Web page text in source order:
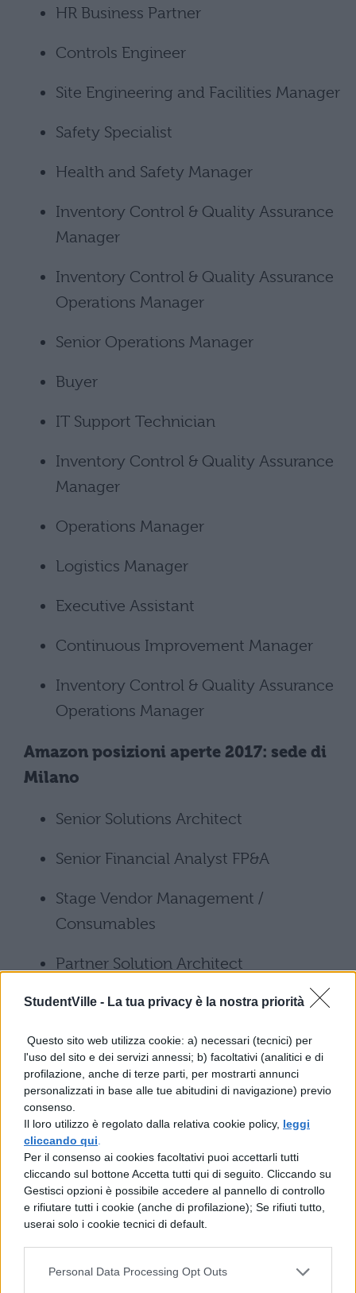
StudentVille - La tua privacy è la nostra priorità
Questo sito web utilizza cookie: a) necessari (tecnici) per
l'uso del sito e dei servizi annessi; b) facoltativi (analitici e di
profilazione, anche di terze parti, per mostrarti annunci
personalizzati in base alle tue abitudini di navigazione) previo
consenso.
Il loro utilizzo è regolato dalla relativa cookie policy, leggi
cliccando qui
Per il consenso ai cookies facoltativi puoi accettarli tutti
cliccando sul bottone Accetta tutti qui di seguito. Cliccando su
Gestisci opzioni è possibile accedere al pannello di controllo
e rifiutare tutti i cookie (anche di profilazione); Se rifiuti tutto,
userai solo i cookie tecnici di default.
Personal Data Processing Opt Outs
HR Business Partner
Controls Engineer
Site Engineering and Facilities Manager
Safety Specialist
Health and Safety Manager
Inventory Control & Quality Assurance
Manager
Inventory Control & Quality Assurance
Operations Manager
Senior Operations Manager
Buyer
IT Support Technician
Inventory Control & Quality Assurance
Manager
Operations Manager
Logistics Manager
Executive Assistant
Continuous Improvement Manager
Inventory Control & Quality Assurance
Operations Manager
Amazon posizioni aperte 2017: sede di
Milano
Senior Solutions Architect
Senior Financial Analyst FP&A
Stage Vendor Management /
Consumables
Partner Solution Architect
Site Merchandiser Baby / Personal Care
EU FC Launch Procurement Specialist
AMG Digital Advertising Account
Manager
Tirocinio Account Executive
Internship Kindle Technical Account
Technical Account Manager, Enterprise